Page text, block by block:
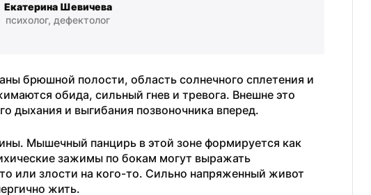
Екатерина Шевичева
психолог, дефектолог
брюшной полости, область солнечного сплетения и
обида, сильный гнев и тревога. Внешне это
дыхания и выгибания позвоночника вперед.
Мышечный панцирь в этой зоне формируется как
зажимы по бокам могут выражать
или злости на кого-то. Сильно напряженный живот
жить.